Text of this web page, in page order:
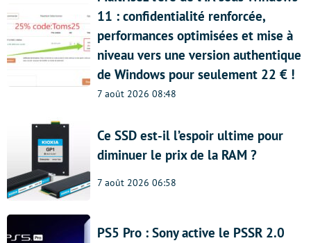
11 : confidentialité renforcée,
performances optimisées et mise à
niveau vers une version authentique
de Windows pour seulement 22 € !
7 août 2026 08:48
Ce SSD est-il l’espoir ultime pour
diminuer le prix de la RAM ?
7 août 2026 06:58
PS5 Pro : Sony active le PSSR 2.0